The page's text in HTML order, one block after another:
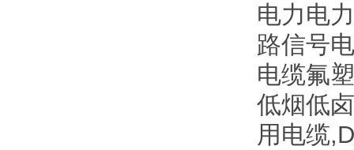
电力电
路信号
电缆氟
低烟低
用电缆